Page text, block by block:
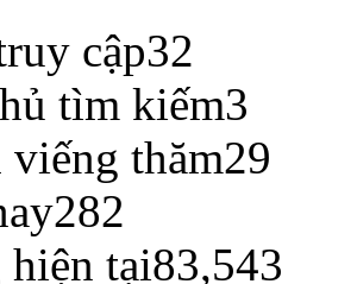
cập32
tìm kiếm3
viếng thăm29
282
hiện tại83,543